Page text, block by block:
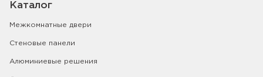
Каталог
Межкомнатные двери
Стеновые панели
Алюминиевые решения